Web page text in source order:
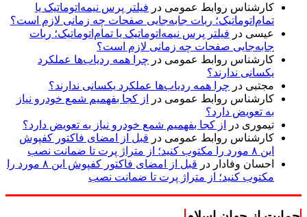
کارشناس روابط عمومی در فیلتر پرس نیمه‌اتوماتیک یا
تمام‌اتوماتیک؛ ربات جابه‌جایی صفحات چه زمانی لازم است؟
عیسی در فیلتر پرس نیمه‌اتوماتیک یا تمام‌اتوماتیک؛ ربات
جابه‌جایی صفحات چه زمانی لازم است؟
کارشناس روابط عمومی در چرا همه ردیاب‌ها عملکرد
یکسانی ندارند؟
مجتبی در چرا همه ردیاب‌ها عملکرد یکسانی ندارند؟
کارشناس روابط عمومی در
از کجا بفهمیم شمع خودرو نیاز
به تعویض دارد؟
تیموری در
از کجا بفهمیم شمع خودرو نیاز به تعویض دارد؟
کارشناس روابط عمومی در قبل از امضای فاکتور کفپوش
این ۸ مورد را مکتوب کنید؛ از متراژ پرت تا ضمانت نصب
احسان وفادار در
قبل از امضای فاکتور کفپوش این ۸ مورد را
مکتوب کنید؛ از متراژ پرت تا ضمانت نصب